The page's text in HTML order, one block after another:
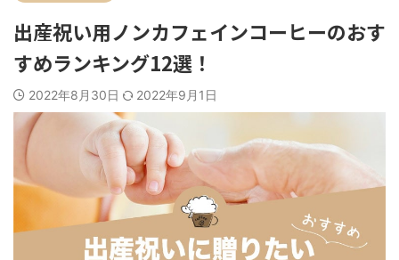
出産祝い用ノンカフェインコーヒーのおす
すめランキング12選！
2022年8月30日 2022年9月1日